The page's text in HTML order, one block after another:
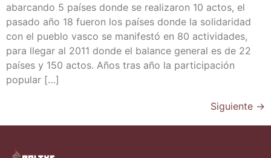
abar­can­do 5 paí­ses don­de se rea­li­za­ron 10 actos, el
pasa­do año 18 fue­ron los paí­ses don­de la soli­da­ri­dad
con el pue­blo vas­co se mani­fes­tó en 80 acti­vi­da­des,
para lle­gar al 2011 don­de el balan­ce gene­ral es de 22
paí­ses y 150 actos. Años tras año la par­ti­ci­pa­ción
popular […]
Siguiente →